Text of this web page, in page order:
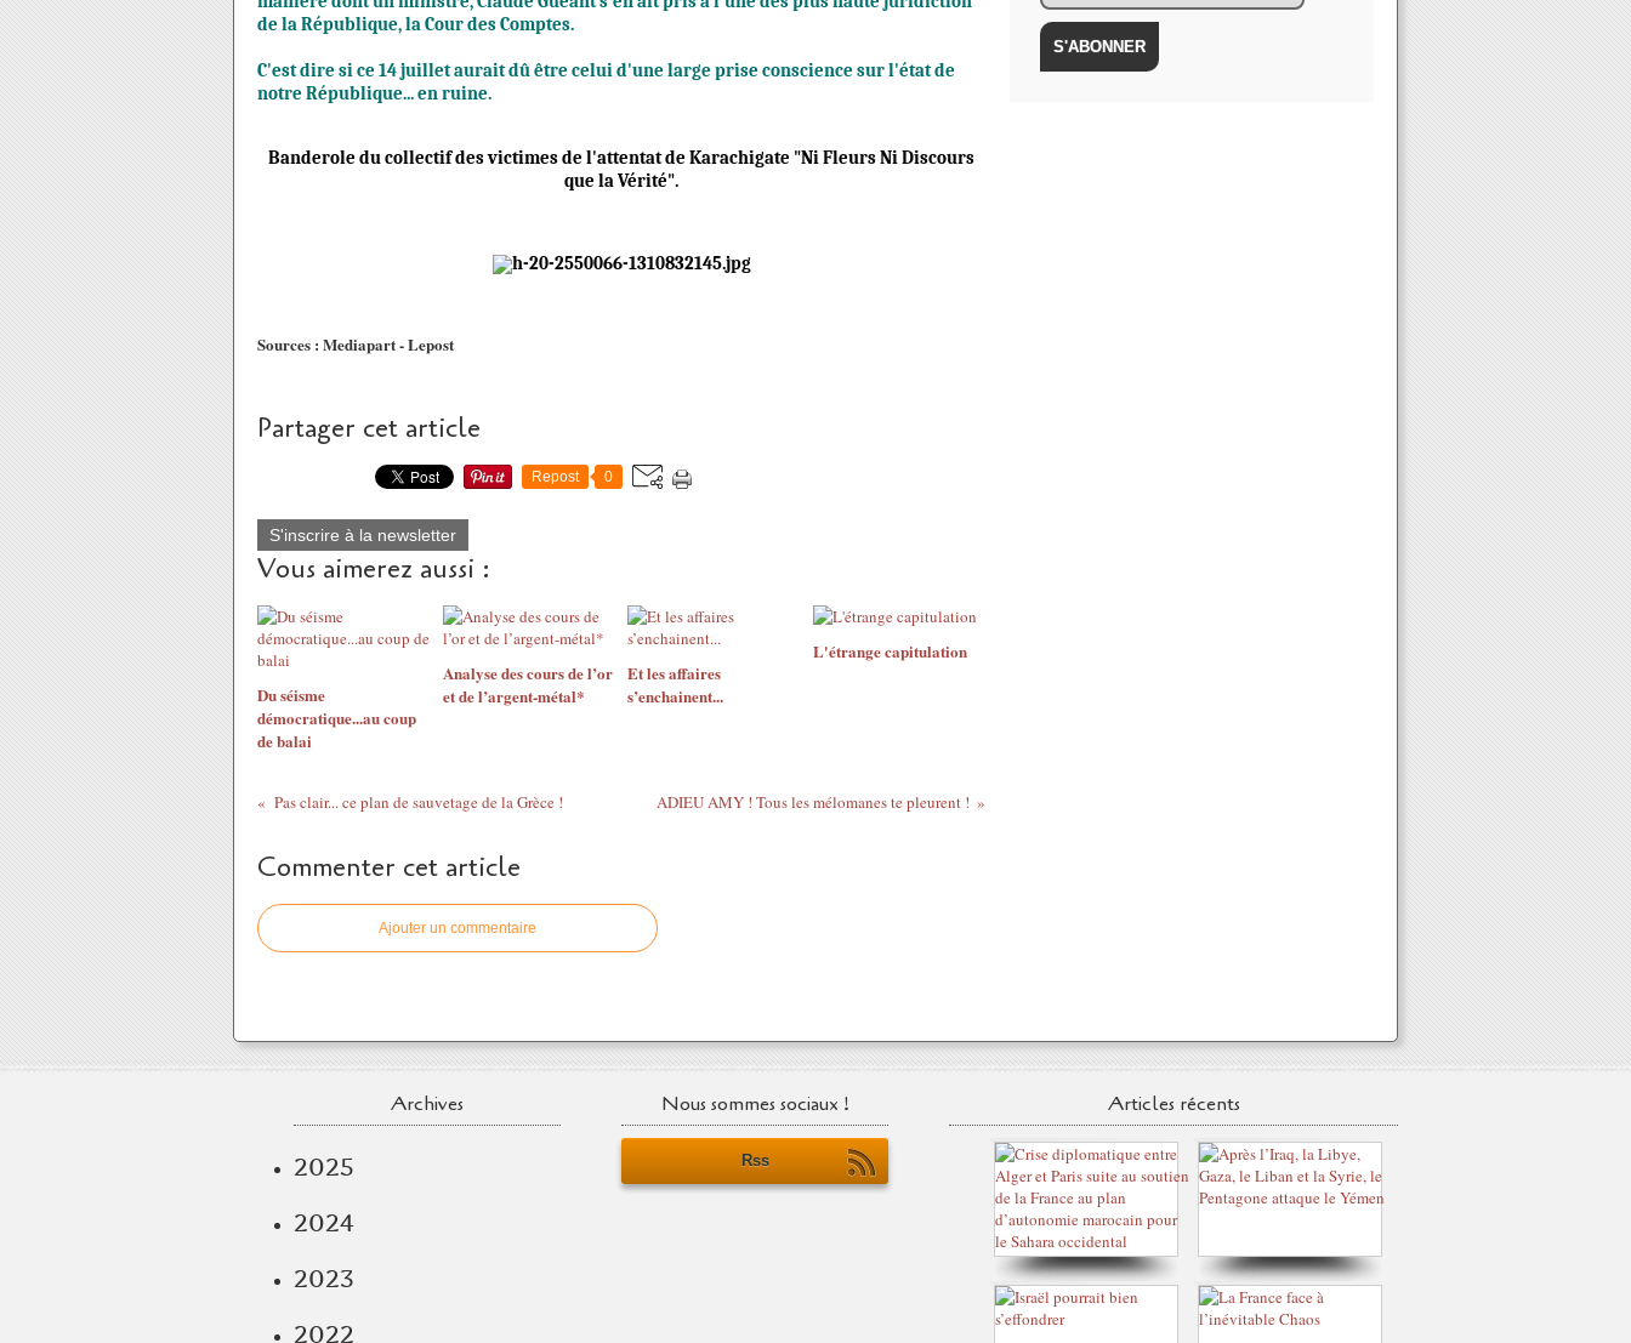
de la République, la Cour des Comptes.
C'est dire si ce 14 juillet aurait dû être celui d'une large prise conscience sur l'état de
notre République... en ruine.
Banderole du collectif des victimes de l'attentat de Karachigate "Ni Fleurs Ni Discours
que la Vérité".
Sources : Mediapart - Lepost
Partager cet article
Repost 0
S'inscrire à la newsletter
Vous aimerez aussi :
Du séisme
démocratique...au coup
de balai
Analyse des cours de l’or
et de l’argent-métal*
Et les affaires
s’enchainent...
L'étrange capitulation
Pas clair... ce plan de sauvetage de la Grèce ! ADIEU AMY ! Tous les mélomanes te pleurent !
Commenter cet article
Ajouter un commentaire
Archives
2025
2024
2023
2022
Nous sommes sociaux !
Rss
Articles récents